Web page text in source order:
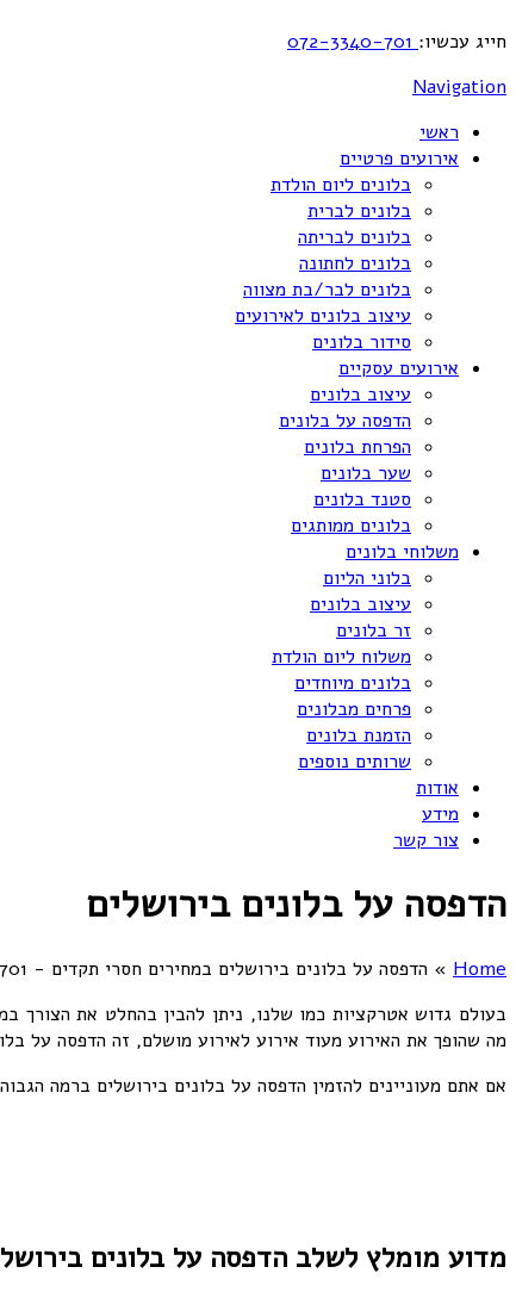
חייג עכשיו:
Navigation
ראשי
אירועים פרטיים
בלונים ליום הולדת
בלונים לברית
בלונים לבריתה
בלונים לחתונה
בלונים לבר/בת מצווה
עיצוב בלונים לאירועים
סידור בלונים
אירועים עסקיים
עיצוב בלונים
הדפסה על בלונים
הפרחת בלונים
שער בלונים
סטנד בלונים
בלונים ממותגים
משלוחי בלונים
בלוני הליום
עיצוב בלונים
זר בלונים
משלוח ליום הולדת
בלונים מיוחדים
פרחים מבלונים
הזמנת בלונים
שרותים נוספים
אודות
מידע
צור קשר
הדפסה על בלונים בירושלים
Home
» הדפסה על בלונים בירושלים במחירים חסרי תקדים - 072-3340-701
בעולם גדוש אטרקציות כמו שלנו, ניתן להבין בהחלט את הצורך
מה שהופך את האירוע מעוד אירוע לאירוע מושלם, זה הדפסה על
אם אתם מעוניינים להזמין הדפסה על בלונים בירושלים ברמה הגבוהה ביותר, צרו קשר 072-3340-701
מדוע מומלץ לשלב הדפסה על בלונים